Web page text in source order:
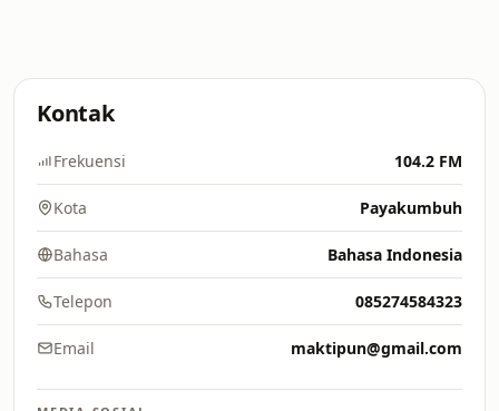
Kontak
Frekuensi 104.2 FM
Kota Payakumbuh
Bahasa Bahasa Indonesia
Telepon 085274584323
Email maktipun@gmail.com